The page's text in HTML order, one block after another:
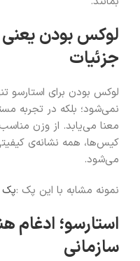
لوکس بودن
جزئیات
لوکس بودن برای استارسو
نمی‌شود؛ بلکه در تجربه
معنا می‌یابد. از وزن
کیس‌ها، همه نشانه‌ی
می‌شود.
نمونه مشابه با این پک :پک
استارسو؛ ادغام
سازمانی